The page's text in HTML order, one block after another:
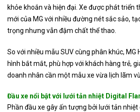
khỏe khoắn và hiện đại. Xe được phát triển
mới của MG với nhiều đường nét sắc sảo,
trọng nhưng vẫn đậm chất thể thao.
So với nhiều mẫu SUV cùng phân khúc, MG
hình bắt mắt, phù hợp với khách hàng trẻ,
doanh nhân cần một mẫu xe vừa lịch lãm
Đầu xe nổi bật với lưới tản nhiệt Digital
Phần đầu xe gây ấn tượng bởi lưới tản nhiệt